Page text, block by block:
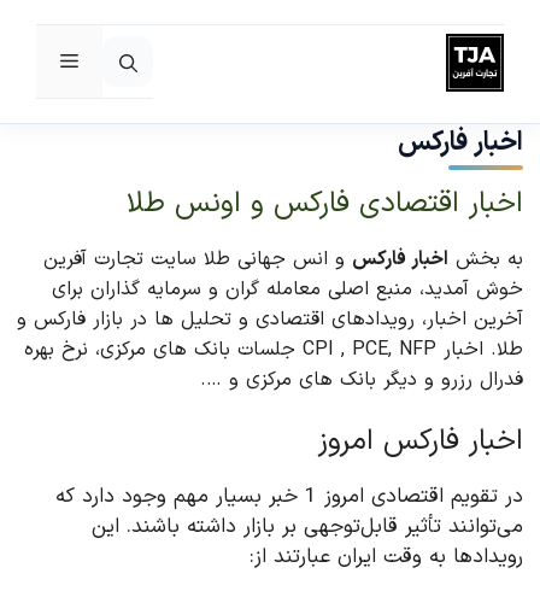
پرش
به
محتوا
فهرست
اخبار فارکس
اخبار اقتصادی فارکس و اونس طلا
به بخش اخبار فارکس و انس جهانی طلا سایت تجارت آفرین
خوش آمدید، منبع اصلی معامله گران و سرمایه گذاران برای
آخرین اخبار، رویدادهای اقتصادی و تحلیل ها در بازار فارکس و
طلا. اخبار CPI , PCE, NFP جلسات بانک های مرکزی، نرخ بهره
فدرال رزرو و دیگر بانک های مرکزی و ….
اخبار فارکس امروز
در تقویم اقتصادی امروز 1 خبر بسیار مهم وجود دارد که
می‌توانند تأثیر قابل‌توجهی بر بازار داشته باشند. این
رویدادها به وقت ایران عبارتند از: